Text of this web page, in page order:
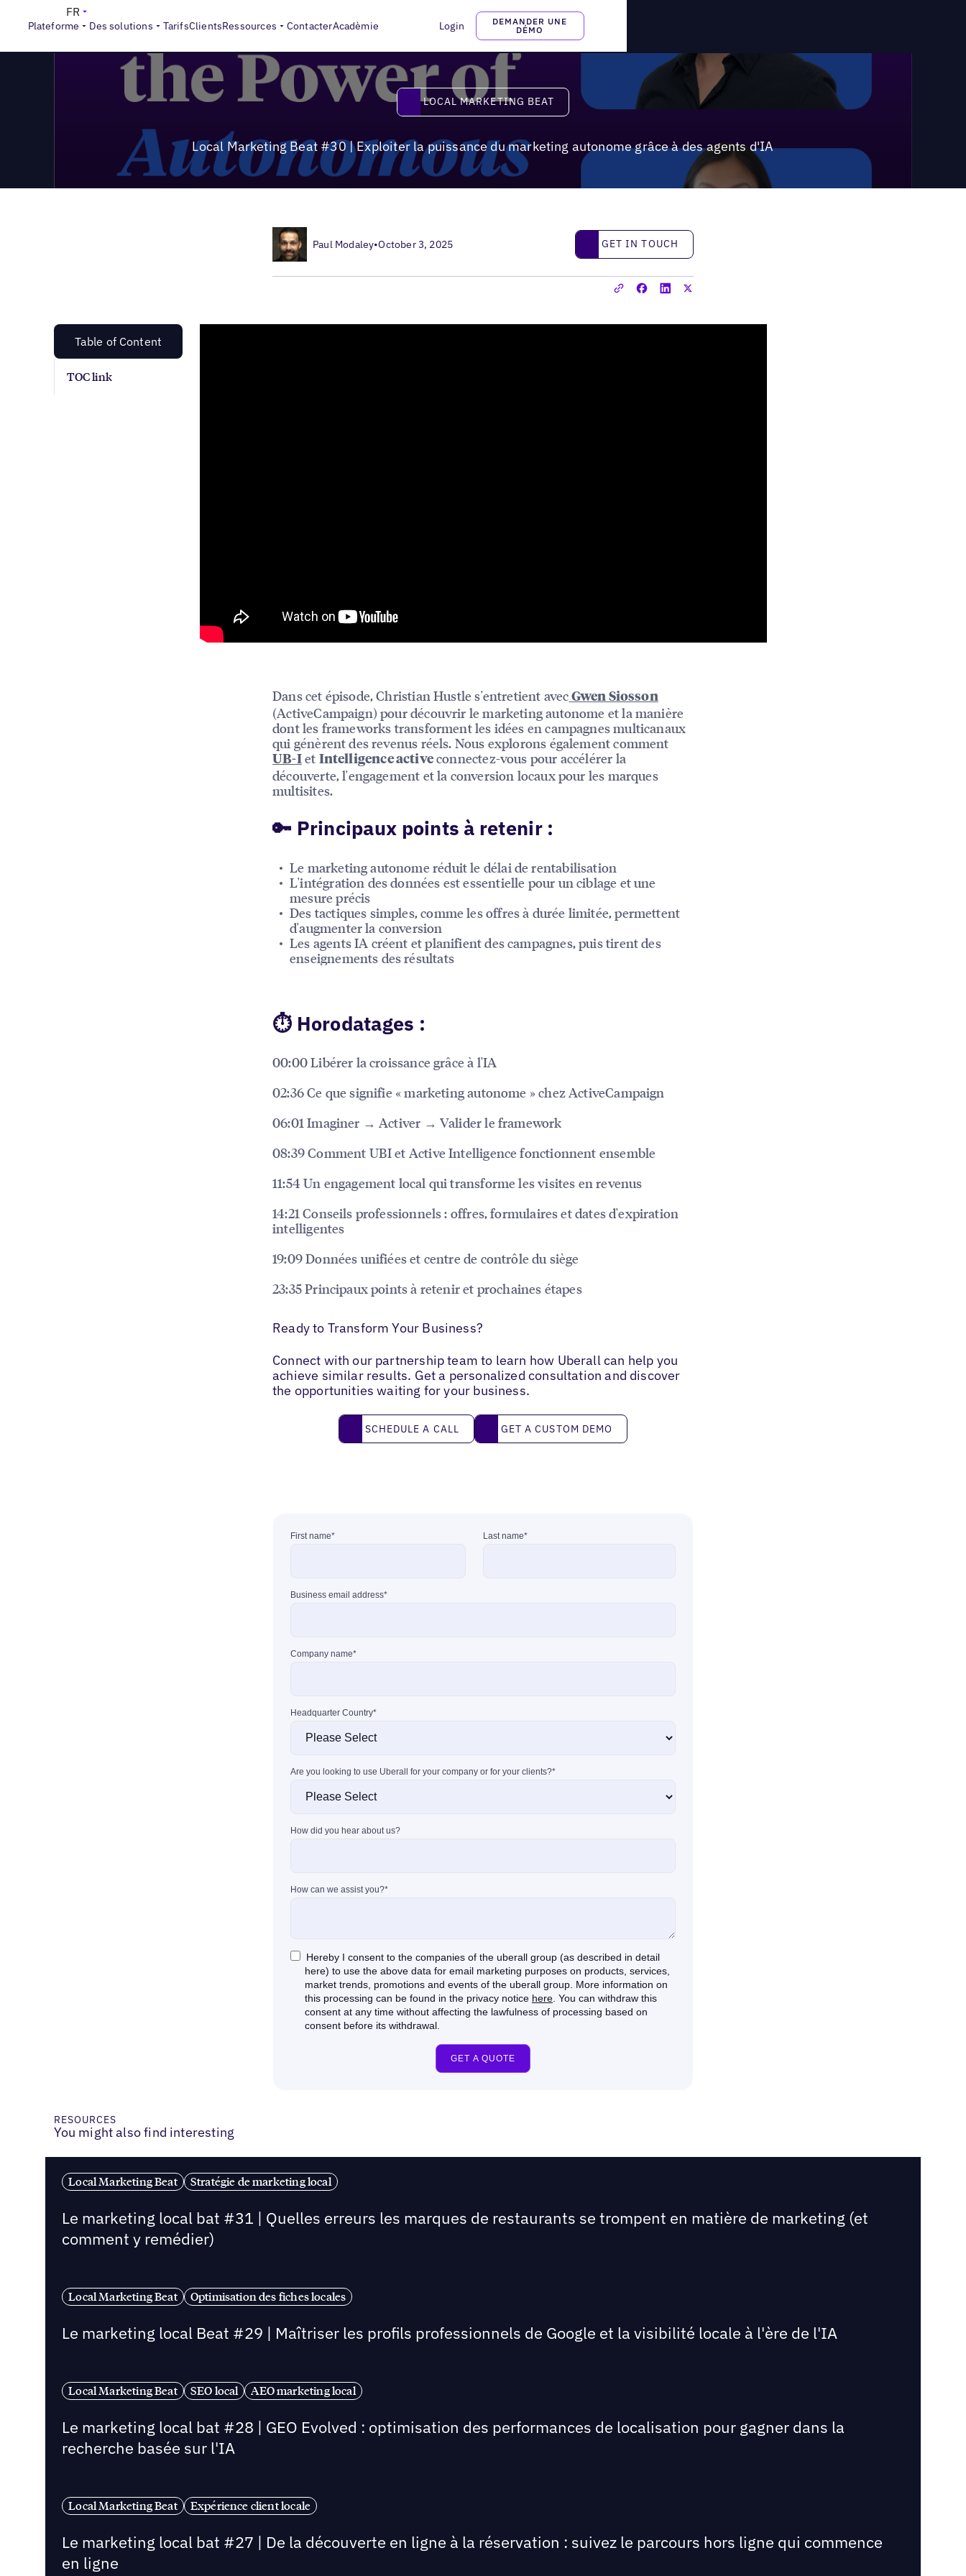
Plateforme Des solutions TarifsClientsRessources ContacterAcadèmie Login
DEMANDER UNE
DÉMO
FR
Local Marketing Beat Local Marketing Beat #30 | Exploiter la puissance du marketing autonome grâce à des agents d'IA
Local Marketing Beat
LOCAL MARKETING BEAT
Local Marketing Beat #30 | Exploiter la puissance du marketing autonome grâce à des agents d'IA
Paul Modaley•October 3, 2025 Get in touch
GET IN TOUCH
Table of Content
TOC link
Dans cet épisode, Christian Hustle s'entretient avec Gwen Siosson
(ActiveCampaign) pour découvrir le marketing autonome et la manière
dont les frameworks transforment les idées en campagnes multicanaux
qui génèrent des revenus réels. Nous explorons également comment
UB-Iet Intelligence activeconnectez-vous pour accélérer la
découverte, l'engagement et la conversion locaux pour les marques
multisites.
🔑 Principaux points à retenir :
Le marketing autonome réduit le délai de rentabilisation
L'intégration des données est essentielle pour un ciblage et une
mesure précis
Des tactiques simples, comme les offres à durée limitée, permettent
d'augmenter la conversion
Les agents IA créent et planifient des campagnes, puis tirent des
enseignements des résultats
⏱ Horodatages :
00:00 Libérer la croissance grâce à l'IA
02:36 Ce que signifie « marketing autonome » chez ActiveCampaign
06:01 Imaginer → Activer → Valider le framework
08:39 Comment UBI et Active Intelligence fonctionnent ensemble
11:54 Un engagement local qui transforme les visites en revenus
14:21 Conseils professionnels : offres, formulaires et dates d'expiration
intelligentes
19:09 Données unifiées et centre de contrôle du siège
23:35 Principaux points à retenir et prochaines étapes
Ready to Transform Your Business?
Connect with our partnership team to learn how Uberall can help you
achieve similar results. Get a personalized consultation and discover
the opportunities waiting for your business.
Schedule a call
SCHEDULE A CALL Get a custom demo
GET A CUSTOM DEMO
RESOURCES
You might also find interesting
Local Marketing Beat Stratégie de marketing local
Le marketing local bat #31 | Quelles erreurs les marques de restaurants se trompent en matière de marketing (et
comment y remédier)
Local Marketing Beat Optimisation des fiches locales
Le marketing local Beat #29 | Maîtriser les profils professionnels de Google et la visibilité locale à l'ère de l'IA
Local Marketing Beat SEO local AEO marketing local
Le marketing local bat #28 | GEO Evolved : optimisation des performances de localisation pour gagner dans la
recherche basée sur l'IA
Local Marketing Beat Expérience client locale
Le marketing local bat #27 | De la découverte en ligne à la réservation : suivez le parcours hors ligne qui commence
en ligne